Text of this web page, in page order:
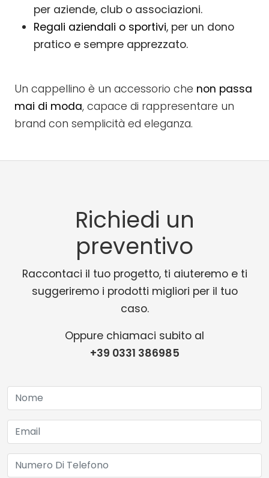
per aziende, club o associazioni.
Regali aziendali o sportivi, per un dono
pratico e sempre apprezzato.
Un cappellino è un accessorio che non passa
mai di moda, capace di rappresentare un
brand con semplicità ed eleganza.
Richiedi un
preventivo
Raccontaci il tuo progetto, ti aiuteremo e ti
suggeriremo i prodotti migliori per il tuo
caso.
Oppure chiamaci subito al
+39 0331 386985